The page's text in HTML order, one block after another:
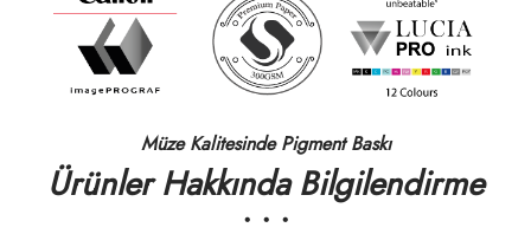
Müze Kalitesinde Pigment Baskı
Ürünler Hakkında Bilgilendirme
• • •